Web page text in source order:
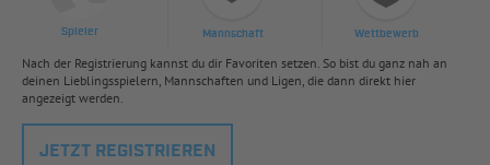
Spieler Mannschaft Wettbewerb
Nach der Registrierung kannst du dir Favoriten setzen. So bist du ganz nah an
deinen Lieblingsspielern, Mannschaften und Ligen, die dann direkt hier
angezeigt werden.
JETZT REGISTRIEREN